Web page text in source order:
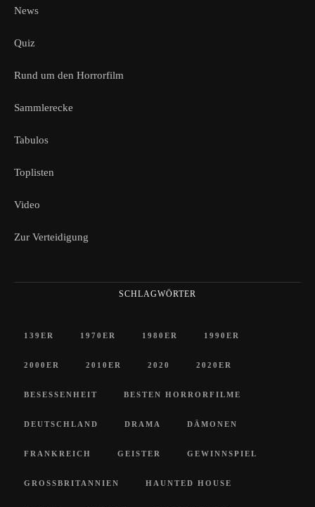
News
Quiz
Rund um den Horrorfilm
Sammlerecke
Tabulos
Toplisten
Video
Zur Verteidigung
SCHLAGWÖRTER
139ER 1970ER 1980ER 1990ER
2000ER 2010ER 2020 2020ER
BESESSENHEIT BESTEN HORRORFILME
DEUTSCHLAND DRAMA DÄMONEN
FRANKREICH GEISTER GEWINNSPIEL
GROSSBRITANNIEN HAUNTED HOUSE